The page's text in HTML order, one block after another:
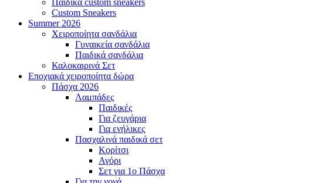
Παιδικά custom sneakers
Custom Sneakers
Summer 2026
Χειροποίητα σανδάλια
Γυναικεία σανδάλια
Παιδικά σανδάλια
Καλοκαιρινά Σετ
Εποχιακά χειροποίητα δώρα
Πάσχα 2026
Λαμπάδες
Παιδικές
Για ζευγάρια
Για ενήλικες
Πασχαλινά παιδικά σετ
Κορίτσι
Αγόρι
Σετ για 1ο Πάσχα